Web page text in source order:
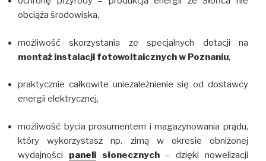
obciąża środowiska,
możliwość skorzystania ze specjalnych dotacji na
montaż instalacji fotowoltaicznych w Poznaniu,
praktycznie całkowite uniezależnienie się od dostawcy
energii elektrycznej,
możliwość bycia prosumentem i magazynowania prądu,
który wykorzystasz np. zimą w okresie obniżonej
wydajności panelisłonecznych– dzięki nowelizacji